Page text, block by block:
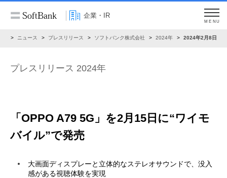
企業・IR
MENU
ニュース プレスリリース ソフトバンク株式会社 2024年 2024年2月8日
プレスリリース 2024年
「OPPO A79 5G」を2月15日に“ワイモ
バイル”で発売
大画面ディスプレーと立体的なステレオサウンドで、没入
感がある視聴体験を実現